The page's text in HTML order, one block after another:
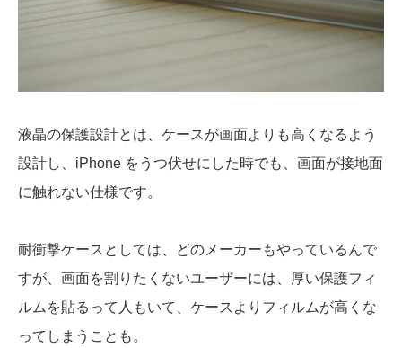
液晶の保護設計とは、ケースが画面よりも高くなるよう
設計し、iPhone をうつ伏せにした時でも、画面が接地面
に触れない仕様です。
耐衝撃ケースとしては、どのメーカーもやっているんで
すが、画面を割りたくないユーザーには、厚い保護フィ
ルムを貼るって人もいて、ケースよりフィルムが高くな
ってしまうことも。